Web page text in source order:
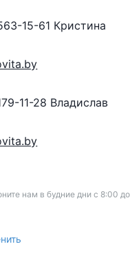
15-61 Кристина
11-28 Владислав
нам в будние дни с 8:00